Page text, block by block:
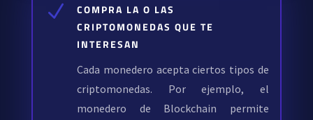
N
COMPRA LA O LAS
CRIPTOMONEDAS QUE TE
INTERESAN
Cada monedero acepta ciertos tipos de
criptomonedas. Por ejemplo, el
monedero de Blockchain permite